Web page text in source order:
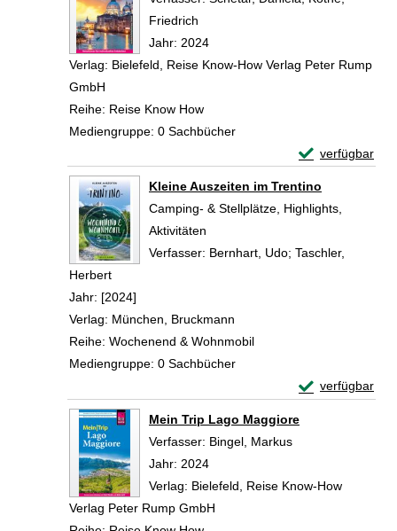
Friedrich
Jahr: 2024
Verlag: Bielefeld, Reise Know-How Verlag Peter Rump
GmbH
Reihe: Reise Know How
Mediengruppe: 0 Sachbücher
verfügbar
Exemplar-
Kleine Auszeiten im Trentino
Camping- & Stellplätze, Highlights,
Aktivitäten
Verfasser: Bernhart, Udo; Taschler,
Herbert
Jahr: [2024]
Verlag: München, Bruckmann
Reihe: Wochenend & Wohnmobil
Mediengruppe: 0 Sachbücher
verfügbar
Exemplar-
Mein Trip Lago Maggiore
Verfasser: Bingel, Markus
Jahr: 2024
Verlag: Bielefeld, Reise Know-How
Verlag Peter Rump GmbH